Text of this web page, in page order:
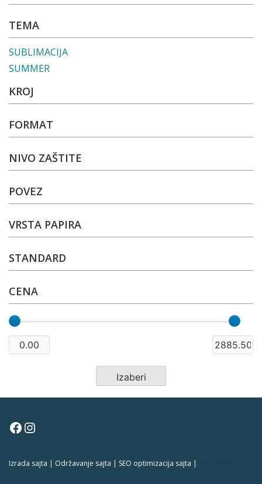
TEMA
SUBLIMACIJA
SUMMER
KROJ
FORMAT
NIVO ZAŠTITE
POVEZ
VRSTA PAPIRA
STANDARD
CENA
Facebook
Instagram
Izrada sajta | Održavanje sajta | SEO optimizacija sajta |